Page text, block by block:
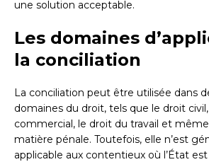
une solution acceptable.
Les domaines
la conciliation
La conciliation peut être utilisée dans
domaines du droit, tels que le droit
commercial, le droit du travail et
matière pénale. Toutefois, elle n’est
applicable aux contentieux où l’État